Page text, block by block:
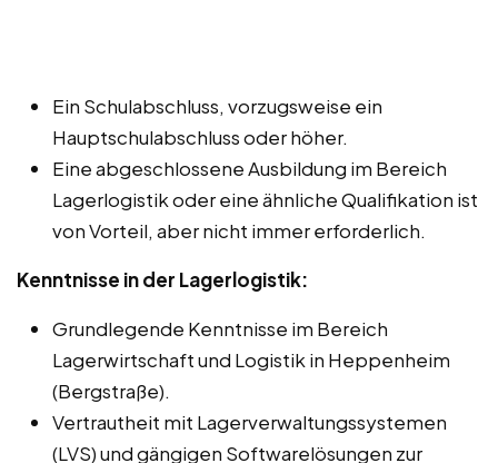
Ein Schulabschluss, vorzugsweise ein
Hauptschulabschluss oder höher.
Eine abgeschlossene Ausbildung im Bereich
Lagerlogistik oder eine ähnliche Qualifikation ist
von Vorteil, aber nicht immer erforderlich.
Kenntnisse in der Lagerlogistik:
Grundlegende Kenntnisse im Bereich
Lagerwirtschaft und Logistik in Heppenheim
(Bergstraße).
Vertrautheit mit Lagerverwaltungssystemen
(LVS) und gängigen Softwarelösungen zur